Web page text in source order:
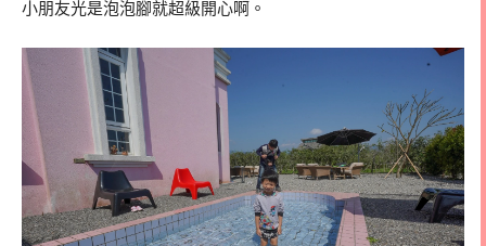
小朋友光是泡泡腳就超級開心啊。